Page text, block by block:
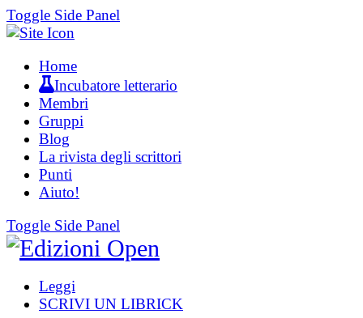
Toggle Side Panel
Home
Incubatore letterario
Membri
Gruppi
Blog
La rivista degli scrittori
Punti
Aiuto!
Toggle Side Panel
Leggi
SCRIVI UN LIBRICK